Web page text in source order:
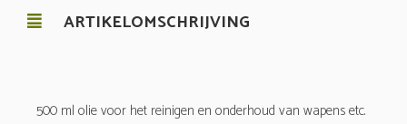
ARTIKELOMSCHRIJVING
500 ml olie voor het reinigen en onderhoud van wapens etc.